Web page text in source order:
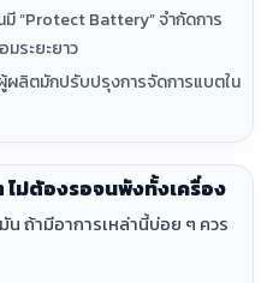
มี “Protect Battery” จำกัดการ
มระยะยาว
ผลิตมักปรับปรุงการจัดการแบตใน
ไม่ต้องรอจนพังทั้งเครื่อง
ถ้ามีอาการเหล่านี้บ่อย ๆ ควร